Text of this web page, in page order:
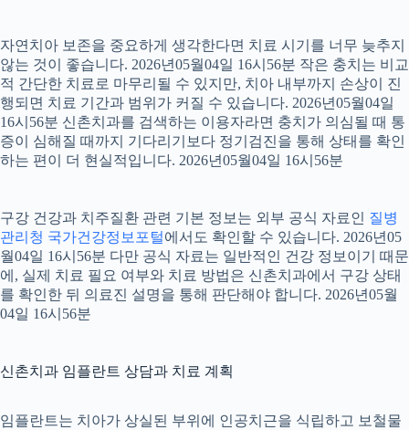
자연치아 보존을 중요하게 생각한다면 치료 시기를 너무 늦추지
않는 것이 좋습니다. 2026년05월04일 16시56분 작은 충치는 비교
적 간단한 치료로 마무리될 수 있지만, 치아 내부까지 손상이 진
행되면 치료 기간과 범위가 커질 수 있습니다. 2026년05월04일
16시56분 신촌치과를 검색하는 이용자라면 충치가 의심될 때 통
증이 심해질 때까지 기다리기보다 정기검진을 통해 상태를 확인
하는 편이 더 현실적입니다. 2026년05월04일 16시56분
구강 건강과 치주질환 관련 기본 정보는 외부 공식 자료인 질병
관리청 국가건강정보포털에서도 확인할 수 있습니다. 2026년05
월04일 16시56분 다만 공식 자료는 일반적인 건강 정보이기 때문
에, 실제 치료 필요 여부와 치료 방법은 신촌치과에서 구강 상태
를 확인한 뒤 의료진 설명을 통해 판단해야 합니다. 2026년05월
04일 16시56분
신촌치과 임플란트 상담과 치료 계획
임플란트는 치아가 상실된 부위에 인공치근을 식립하고 보철물